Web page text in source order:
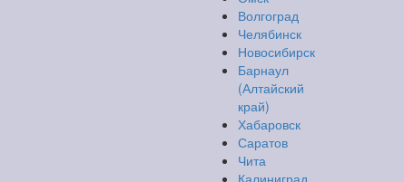
Волгоград
Челябинск
Новосибирск
Барнаул
(Алтайский
край)
Хабаровск
Саратов
Чита
Калиниград